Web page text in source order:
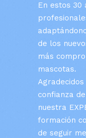
En estos 30
de los
más
mascotas.
confianza
nuestra
formación
de seguir